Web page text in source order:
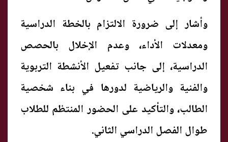
وأشار إلى ضرورة الالتزام بالخطة الدراسية
ومعدلات الأداء، وعدم الإخلال بالحصص
الدراسية، إلى جانب تفعيل الأنشطة التربوية
والفنية والرياضية لدورها في بناء شخصية
الطالب، والتأكيد على الحضور المنتظم للطلاب
طوال الفصل الدراسي الثاني.